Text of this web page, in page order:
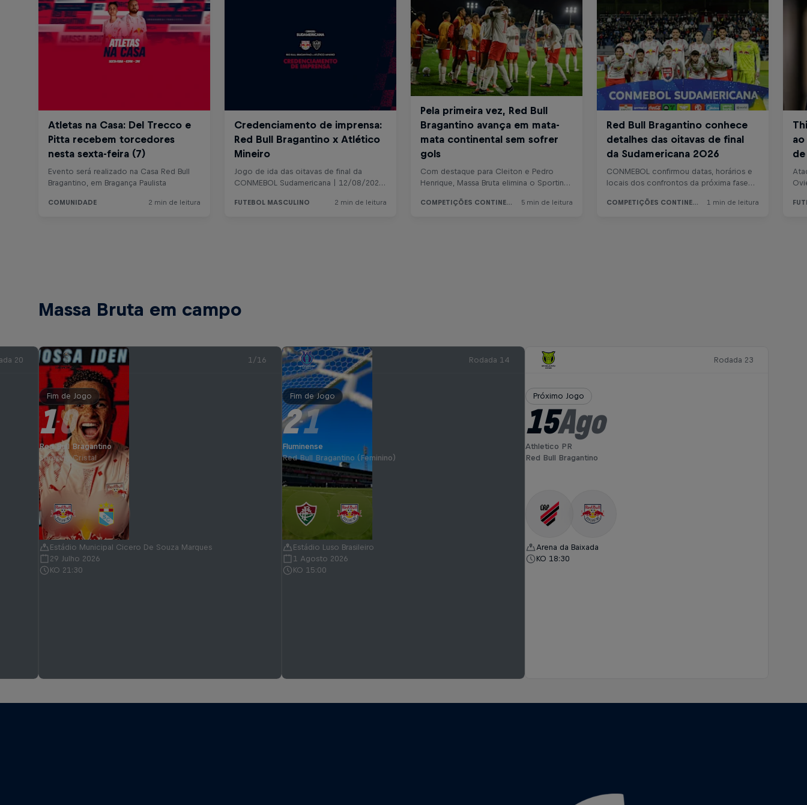
Massa Bruta em campo
20 1/16
Fim de Jogo
1-0
Red Bull Bragantino
Sporting Cristal
Estádio Municipal Cicero De Souza Marques
29 Julho 2026
KO 21:30
Rodada 14
Fim de Jogo
2-1
Fluminense
Red Bull Bragantino (Feminino)
Estádio Luso Brasileiro
1 Agosto 2026
KO 15:00
Rodada 23
Próximo Jogo
15Ago
Athletico PR
Red Bull Bragantino
Arena da Baixada
KO 18:30